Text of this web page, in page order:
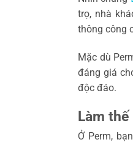
trọ, nhà
thông công
Mặc dù
đáng giá
độc đáo.
Làm
Ở Perm,